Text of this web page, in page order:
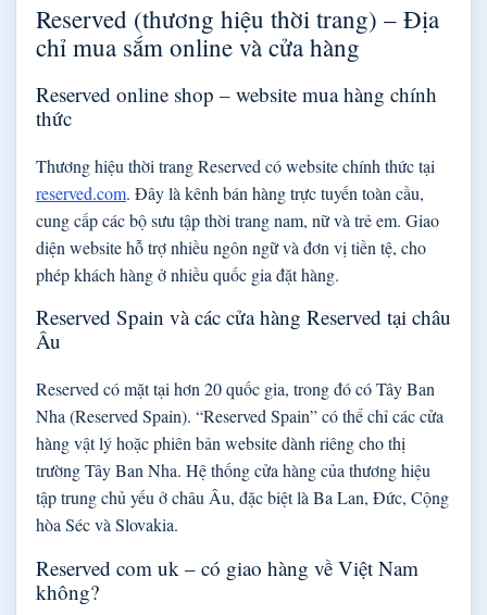
Reserved (thương hiệu thời trang) – Địa
chỉ mua sắm online và cửa hàng
Reserved online shop – website mua hàng chính
thức
Thương hiệu thời trang Reserved có website chính thức tại
reserved.com. Đây là kênh bán hàng trực tuyến toàn cầu,
cung cấp các bộ sưu tập thời trang nam, nữ và trẻ em. Giao
diện website hỗ trợ nhiều ngôn ngữ và đơn vị tiền tệ, cho
phép khách hàng ở nhiều quốc gia đặt hàng.
Reserved Spain và các cửa hàng Reserved tại châu
Âu
Reserved có mặt tại hơn 20 quốc gia, trong đó có Tây Ban
Nha (Reserved Spain). “Reserved Spain” có thể chỉ các cửa
hàng vật lý hoặc phiên bản website dành riêng cho thị
trường Tây Ban Nha. Hệ thống cửa hàng của thương hiệu
tập trung chủ yếu ở châu Âu, đặc biệt là Ba Lan, Đức, Cộng
hòa Séc và Slovakia.
Reserved com uk – có giao hàng về Việt Nam
không?